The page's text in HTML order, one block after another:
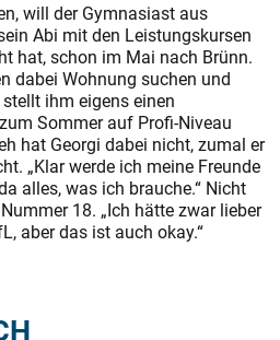
will der Gymnasiast aus
Abi mit den Leistungskursen
hat, schon im Mai nach Brünn.
dabei Wohnung suchen und
ihm eigens einen
Sommer auf Profi-Niveau
hat Georgi dabei nicht, zumal er
„Klar werde ich meine Freunde
alles, was ich brauche.“ Nicht
18. „Ich hätte zwar lieber
aber das ist auch okay.“